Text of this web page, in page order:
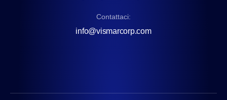
Contattaci:
info@vismarcorp.com